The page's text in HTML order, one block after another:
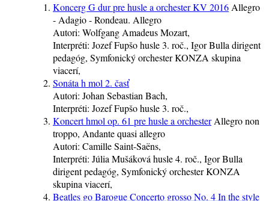
Koncerg G dur pre husle a orchester KV 2016 Allegro
- Adagio - Rondeau. Allegro
Autori: Wolfgang Amadeus Mozart,
Interpréti: Jozef Fupšohusle3. roč., Igor Bulla dirigent
pedagóg, Symfonický orchester KONZA skupina
viacerí,
Sonáta h mol 2. časť
Autori: Johan Sebastian Bach,
Interpréti: Jozef Fupšohusle3. roč.,
Koncert hmol op. 61 pre husle a orchester Allegro non
troppo, Andante quasi allegro
Autori: Camille Saint-Saëns,
Interpréti: Júlia Mušáková husle4. roč., Igor Bulla
dirigentpedagóg, Symfonický orchester KONZA
skupina viacerí,
Beatles go Barogue Concerto grosso No. 4 In the style